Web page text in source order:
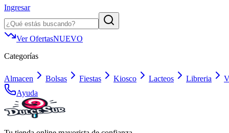
Ingresar
Ver OfertasNUEVO
Categorías
Almacen Bolsas Fiestas Kiosco Lacteos Libreria
Ayuda